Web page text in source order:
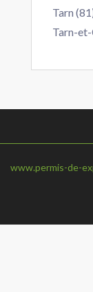
Tarn
Tarn-
www.permis-de-